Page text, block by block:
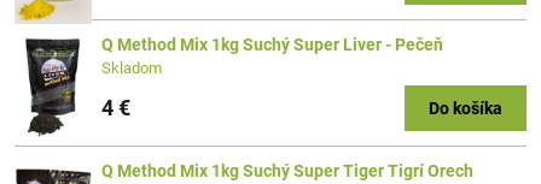
Q Method Mix 1kg Suchý Super Liver - Pečeň
Skladom
4 € Do košíka
Q Method Mix 1kg Suchý Super Tiger Tigrí Orech